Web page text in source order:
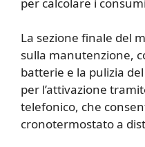
La sezione finale del
sulla manutenzione,
batterie e la pulizia
per l’attivazione
telefonico, che
cronotermostato a